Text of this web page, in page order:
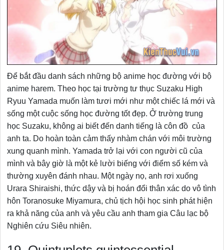
Để bắt đầu danh sách những bộ anime học đường với bộ
anime harem. Theo học tại trường tư thục Suzaku High
Ryuu Yamada muốn làm tươi mới như một chiếc lá mới và
sống một cuộc sống học đường tốt đẹp. Ở trường trung
học Suzaku, không ai biết đến danh tiếng là côn đồ của
anh ta. Do hoàn toàn cảm thấy nhàm chán với môi trường
xung quanh mình. Yamada trở lại với con người cũ của
mình và bây giờ là một kẻ lười biếng với điểm số kém và
thường xuyên đánh nhau. Một ngày nọ, anh rơi xuống
Urara Shiraishi, thức dậy và bị hoán đổi thân xác do vô tình
hôn Toranosuke Miyamura, chủ tịch hội học sinh phát hiện
ra khả năng của anh và yêu cầu anh tham gia Câu lạc bộ
Nghiên cứu Siêu nhiên.